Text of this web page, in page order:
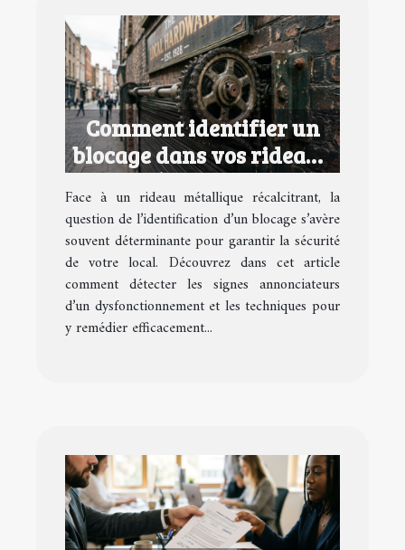
Comment identifier un
blocage dans vos rideaux
métalliques ?
Face à un rideau métallique récalcitrant, la
question de l’identification d’un blocage s’avère
souvent déterminante pour garantir la sécurité
de votre local. Découvrez dans cet article
comment détecter les signes annonciateurs
d’un dysfonctionnement et les techniques pour
y remédier efficacement...